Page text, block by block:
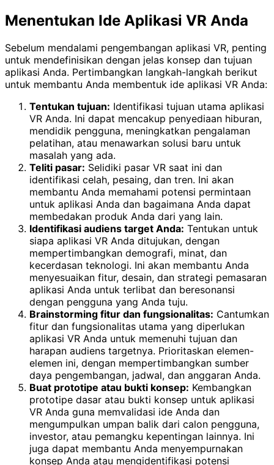
Menentukan Ide Aplikasi VR Anda
Sebelum mendalami pengembangan aplikasi VR, penting
untuk mendefinisikan dengan jelas konsep dan tujuan
aplikasi Anda. Pertimbangkan langkah-langkah berikut
untuk membantu Anda membentuk ide aplikasi VR Anda:
Tentukan tujuan: Identifikasi tujuan utama aplikasi
VR Anda. Ini dapat mencakup penyediaan hiburan,
mendidik pengguna, meningkatkan pengalaman
pelatihan, atau menawarkan solusi baru untuk
masalah yang ada.
Teliti pasar: Selidiki pasar VR saat ini dan
identifikasi celah, pesaing, dan tren. Ini akan
membantu Anda memahami potensi permintaan
untuk aplikasi Anda dan bagaimana Anda dapat
membedakan produk Anda dari yang lain.
Identifikasi audiens target Anda: Tentukan untuk
siapa aplikasi VR Anda ditujukan, dengan
mempertimbangkan demografi, minat, dan
kecerdasan teknologi. Ini akan membantu Anda
menyesuaikan fitur, desain, dan strategi pemasaran
aplikasi Anda untuk terlibat dan beresonansi
dengan pengguna yang Anda tuju.
Brainstorming fitur dan fungsionalitas: Cantumkan
fitur dan fungsionalitas utama yang diperlukan
aplikasi VR Anda untuk memenuhi tujuan dan
harapan audiens targetnya. Prioritaskan elemen-
elemen ini, dengan mempertimbangkan sumber
daya pengembangan, jadwal, dan anggaran Anda.
Buat prototipe atau bukti konsep: Kembangkan
prototipe dasar atau bukti konsep untuk aplikasi
VR Anda guna memvalidasi ide Anda dan
mengumpulkan umpan balik dari calon pengguna,
investor, atau pemangku kepentingan lainnya. Ini
juga dapat membantu Anda menyempurnakan
konsep Anda atau mengidentifikasi potensi